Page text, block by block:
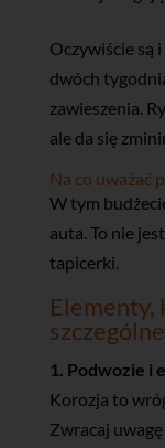
Oczywiście są
dwóch
zawieszenia.
ale da się
Na co uważać
W tym
auta. To nie
tapicerki.
Elementy,
1. Podwozie i
Korozja to
Zwracaj uwagę